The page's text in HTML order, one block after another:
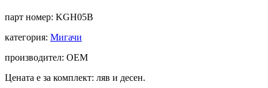
парт номер: KGH05B
категория: Мигачи
производител: OEM
Цената е за комплект: ляв и десен.